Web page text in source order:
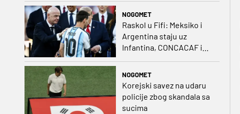
NOGOMET
Raskol u Fifi: Meksiko i
Argentina staju uz
Infantina, CONCACAF i
NOGOMET
Korejski savez na udaru
policije zbog skandala sa
sucima